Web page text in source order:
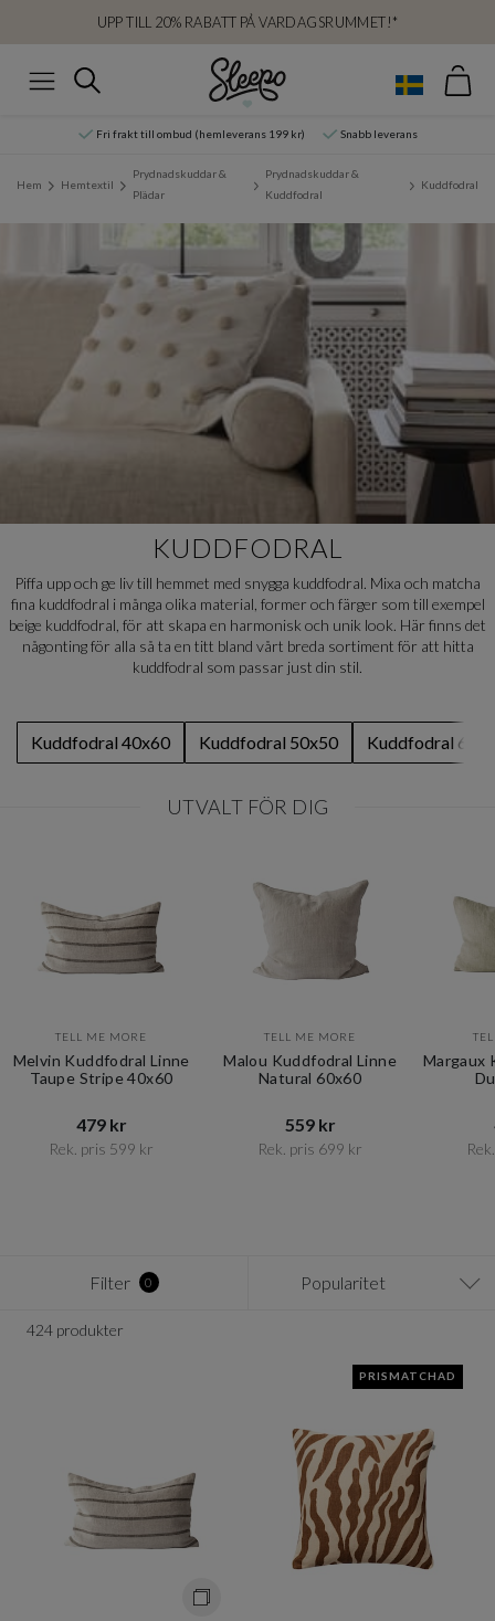
UPP TILL 20% RABATT PÅ VARDAGSRUMMET!*
Sök
Fri frakt till ombud (hemleverans 199 kr) Snabb leverans
Hem Hemtextil
Prydnadskuddar &
Plädar
Prydnadskuddar &
Kuddfodral
Kuddfodral
KUDDFODRAL
Piffa upp och ge liv till hemmet med snygga kuddfodral. Mixa och matcha
fina kuddfodral i många olika material, former och färger som till exempel
beige kuddfodral, för att skapa en harmonisk och unik look. Här finns det
någonting för alla så ta en titt bland vårt breda sortiment för att hitta
kuddfodral som passar just din stil.
Kuddfodral 40x60 Kuddfodral 50x50 Kuddfodral
UTVALT FÖR DIG
TELL ME MORE
Melvin Kuddfodral Linne
Taupe Stripe 40x60
479 kr​​
Rek. pris 599 kr​​
TELL ME MORE
Malou Kuddfodral Linne
Natural 60x60
559 kr​​
Rek. pris 699 kr​​
Margaux
Filter 0 Popularitet
424 produkter
PRISMATCHAD